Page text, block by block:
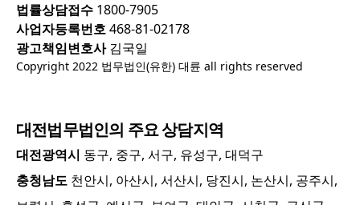
법률상담접수 1800-7905
사업자등록번호468-81-02178
광고책임변호사김국일
Copyright 2022 법무법인(유한) 대륜 all rights reserved
대전법무법인의 주요 상담지역
대전광역시 동구, 중구, 서구, 유성구, 대덕구
충청남도 천안시, 아산시, 서산시, 당진시, 논산시, 공주시,